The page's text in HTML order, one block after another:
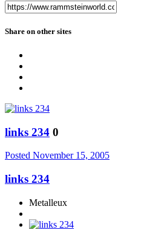
Share on other sites
links 234 0
Posted November 15, 2005
links 234
Metalleux